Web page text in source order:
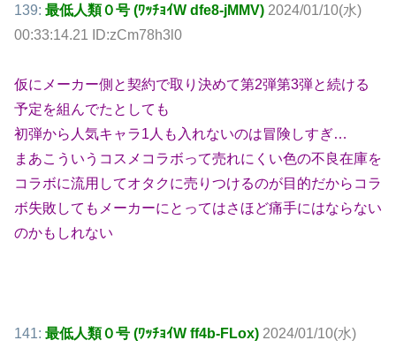
139: 最低人類０号 (ﾜｯﾁｮｲW dfe8-jMMV) 2024/01/10(水)
00:33:14.21 ID:zCm78h3l0
仮にメーカー側と契約で取り決めて第2弾第3弾と続ける
予定を組んでたとしても
初弾から人気キャラ1人も入れないのは冒険しすぎ…
まあこういうコスメコラボって売れにくい色の不良在庫を
コラボに流用してオタクに売りつけるのが目的だからコラ
ボ失敗してもメーカーにとってはさほど痛手にはならない
のかもしれない
141: 最低人類０号 (ﾜｯﾁｮｲW ff4b-FLox) 2024/01/10(水)